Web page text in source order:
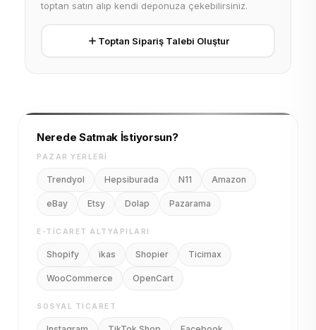
toptan satın alıp kendi deponuza çekebilirsiniz.
Toptan Sipariş Talebi Oluştur
Nerede Satmak İstiyorsun?
PAZAR YERLERI
Trendyol Hepsiburada N11 Amazon
eBay Etsy Dolap Pazarama
E-TICARET ALTYAPILARI
Shopify ikas Shopier Ticimax
WooCommerce OpenCart
SOSYAL TICARET